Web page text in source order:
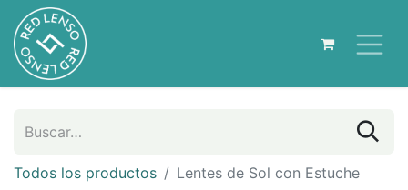
Todos los productos Lentes de Sol con Estuche